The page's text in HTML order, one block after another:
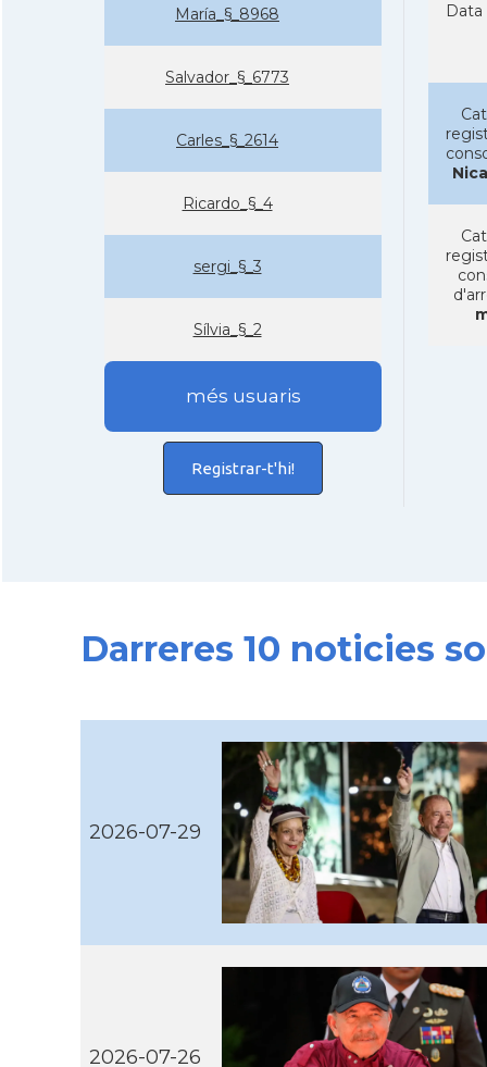
Marí­a_§_8968
Salvador_§_6773
Carles_§_2614
Ricardo_§_4
sergi_§_3
Sí­lvia_§_2
més usuaris
Registrar-t'hi!
Data
Darreres 10 noticies
2026-07-29
2026-07-26